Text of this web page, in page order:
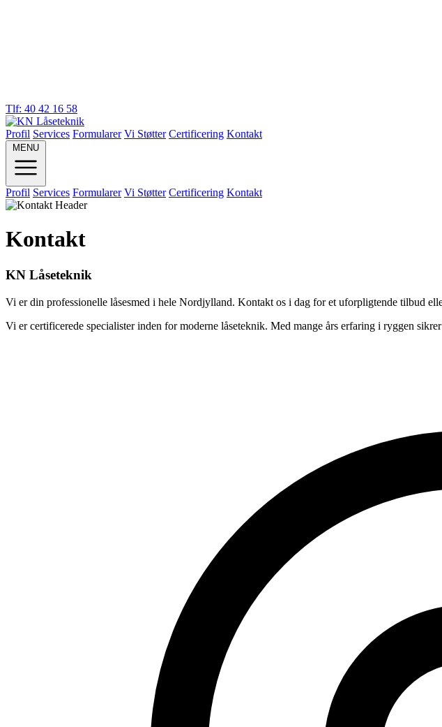
Tlf: 40 42 16 58
Profil Services Formularer Vi Støtter Certificering Kontakt
MENU
Profil Services Formularer Vi Støtter Certificering Kontakt
Kontakt
KN Låseteknik
Vi er din professionelle låsesmed i hele Nordjylland. Kontakt os i dag for et uforpligtende tilbud
Vi er certificerede specialister inden for moderne låseteknik. Med mange års erfaring i ryggen